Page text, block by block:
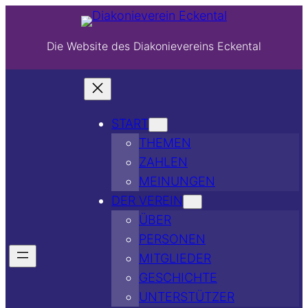
Die Website des Diakonievereins Eckental
START
THEMEN
ZAHLEN
MEINUNGEN
DER VEREIN
ÜBER
PERSONEN
MITGLIEDER
GESCHICHTE
UNTERSTÜTZER